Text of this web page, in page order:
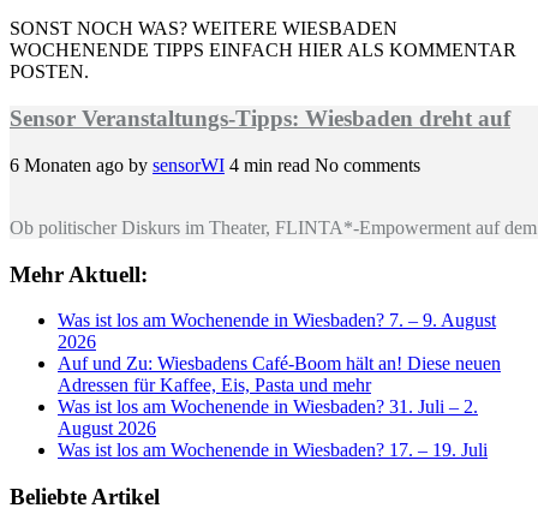
SONST NOCH WAS? WEITERE WIESBADEN
WOCHENENDE TIPPS EINFACH HIER ALS KOMMENTAR
POSTEN.
Sensor Veranstaltungs-Tipps: Wiesbaden dreht auf
6 Monaten ago by sensorWI 4 min read No comments
Ob politischer Diskurs im Theater, FLINTA*-Empowerment auf
Mehr Aktuell:
Was ist los am Wochenende in Wiesbaden? 7. – 9. August
2026
Auf und Zu: Wiesbadens Café-Boom hält an! Diese neuen
Adressen für Kaffee, Eis, Pasta und mehr
Was ist los am Wochenende in Wiesbaden? 31. Juli – 2.
August 2026
Was ist los am Wochenende in Wiesbaden? 17. – 19. Juli
Beliebte Artikel